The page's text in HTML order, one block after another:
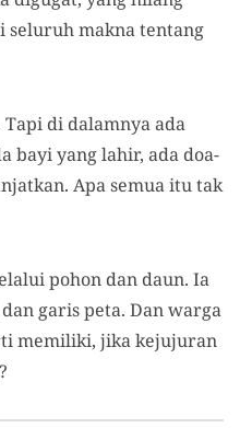
seluruh makna tentang
di dalamnya ada
bayi yang lahir, ada doa-
Apa semua itu tak
pohon dan daun. Ia
garis peta. Dan warga
memiliki, jika kejujuran